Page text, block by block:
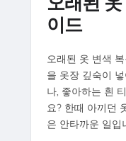
이드
오래된 옷 변색
을 옷장 깊숙이
나, 좋아하는 흰
요? 한때 아끼던
은 안타까운 일입